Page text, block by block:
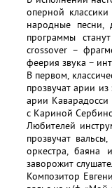
оперной
народные песни,
программы
crossover –
феерия звука –
В первом,
прозвучат арии
арии Каварадосси
с Кариной
Любителей
прозвучат
оркестра, баяна
заворожит
Композитор